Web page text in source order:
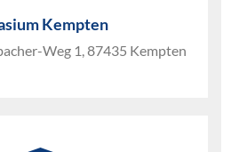
Kempten
Weg 1, 87435 Kempten